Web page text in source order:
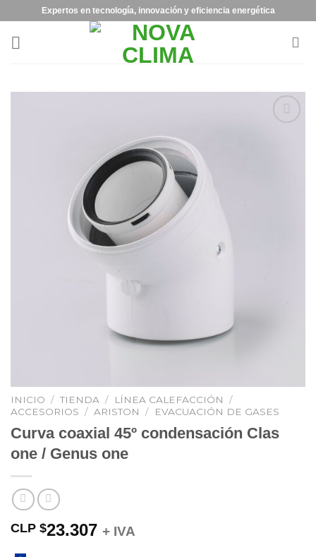
Expertos en tecnología, innovación y eficiencia energética
INICIO / TIENDA / LÍNEA CALEFACCIÓN
/
ACCESORIOS / ARISTON / EVACUACIÓN DE GASES
Curva coaxial 45º condensación Clas
one / Genus one
CLP $23.307 + IVA